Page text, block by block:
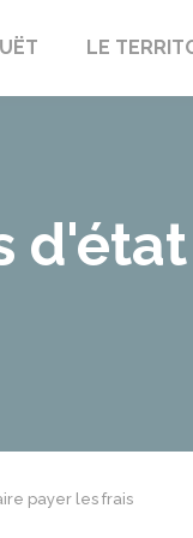
LE
payer les frais